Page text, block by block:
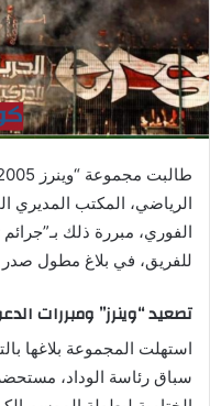
ا
إ
ل
ك
ت
و
ن
ي
الرياضي، المكتب المديري
الفوري، مبررة ذلك بـ”جرائم
للفريق، في بلاغ مطول صدر
تصعيد “وينرز” ومبررات
استهلت المجموعة بلاغها
سباق رئاسة الوداد،